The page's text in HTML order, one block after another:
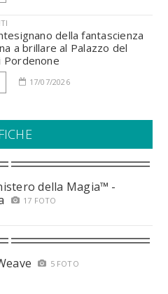
della fantascienza
a brillare al Palazzo del
Pordenone
17/07/2026
della Magia™ -
17 FOTO
5 FOTO